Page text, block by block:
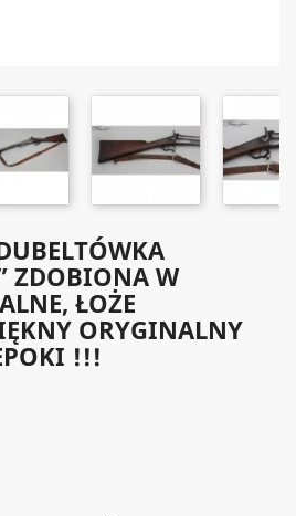

ZDOBIONA W
ŁOŻE
ORYGINALNY
!!!